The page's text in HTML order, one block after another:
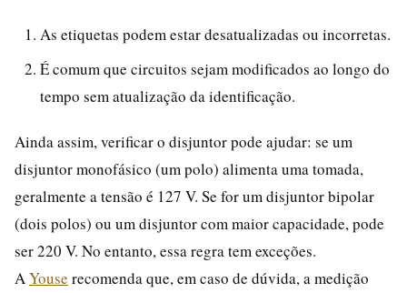
As etiquetas podem estar desatualizadas ou incorretas.
É comum que circuitos sejam modificados ao longo do
tempo sem atualização da identificação.
Ainda assim, verificar o disjuntor pode ajudar: se um
disjuntor monofásico (um polo) alimenta uma tomada,
geralmente a tensão é 127 V. Se for um disjuntor bipolar
(dois polos) ou um disjuntor com maior capacidade, pode
ser 220 V. No entanto, essa regra tem exceções.
A Youse recomenda que, em caso de dúvida, a medição